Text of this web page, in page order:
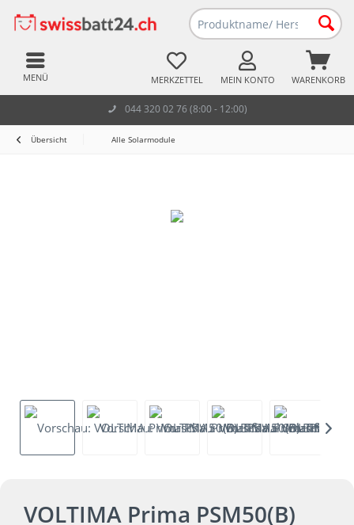
044 320 02 76 (8:00 - 12:00)
WARENKORB
MERKZETTEL MEIN KONTO
MENÜ
Übersicht Alle Solarmodule
VOLTIMA Prima PSM50(B)